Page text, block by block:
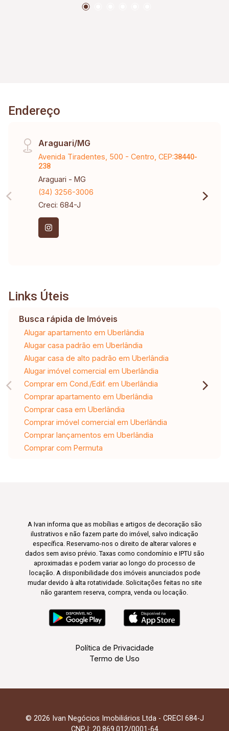
Endereço
Araguari/MG
Avenida Tiradentes, 500 - Centro, CEP:38440-
238
Araguari - MG
(34) 3256-3006
Creci: 684-J
Links Úteis
Busca rápida de Imóveis
Alugar apartamento em Uberlândia
Alugar casa padrão em Uberlândia
Alugar casa de alto padrão em Uberlândia
Alugar imóvel comercial em Uberlândia
Comprar em Cond./Edif. em Uberlândia
Comprar apartamento em Uberlândia
Comprar casa em Uberlândia
Comprar imóvel comercial em Uberlândia
Comprar lançamentos em Uberlândia
Comprar com Permuta
A Ivan informa que as mobílias e artigos de decoração são
ilustrativos e não fazem parte do imóvel, salvo indicação
específica. Reservamo-nos o direito de alterar valores e
dados sem aviso prévio. Taxas como condomínio e IPTU são
aproximadas e podem variar ao longo do processo de
locação. A disponibilidade dos imóveis anunciados pode
mudar devido à alta rotatividade. Solicitações feitas no site
não garantem reserva, compra, venda ou locação.
Política de Privacidade
Termo de Uso
© 2026 Ivan Negócios Imobiliários Ltda - CRECI 684-J
CNPJ: 20.869.012/0001-64